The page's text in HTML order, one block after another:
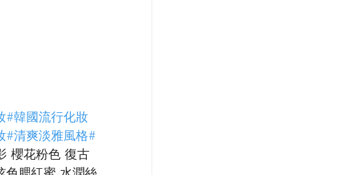
#韓國流行化妝
#清爽淡雅風格#
櫻花粉色 復古